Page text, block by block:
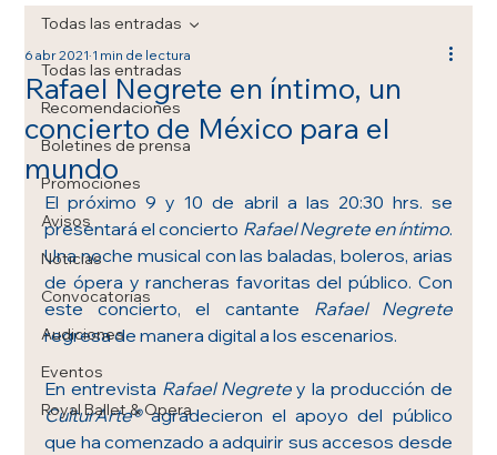
Todas las entradas
Recomendaciones
Boletines de prensa
Promociones
Avisos
Noticias
Convocatorias
Audiciones
Eventos
Royal Ballet & Opera
Todas las entradas
Rafael Negrete en íntimo, un
concierto de México para el
mundo
6 abr 2021 1 min de lectura
El próximo 9 y 10 de abril a las 20:30 hrs. se
presentará el concierto Rafael Negrete en íntimo.
Una noche musical con las baladas, boleros, arias
de ópera y rancheras favoritas del público. Con
este concierto, el cantante Rafael Negrete
regresa de manera digital a los escenarios.
En entrevista Rafael Negrete
CulturArte® agradecieron el apoyo del público
que ha comenzado a adquirir sus accesos desde